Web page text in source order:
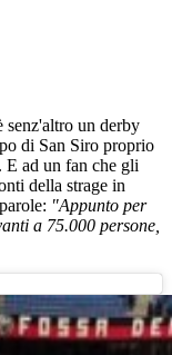
senz'altro un derby
di San Siro proprio
ad un fan che gli
della strage in
"Appunto per
a 75.000 persone,